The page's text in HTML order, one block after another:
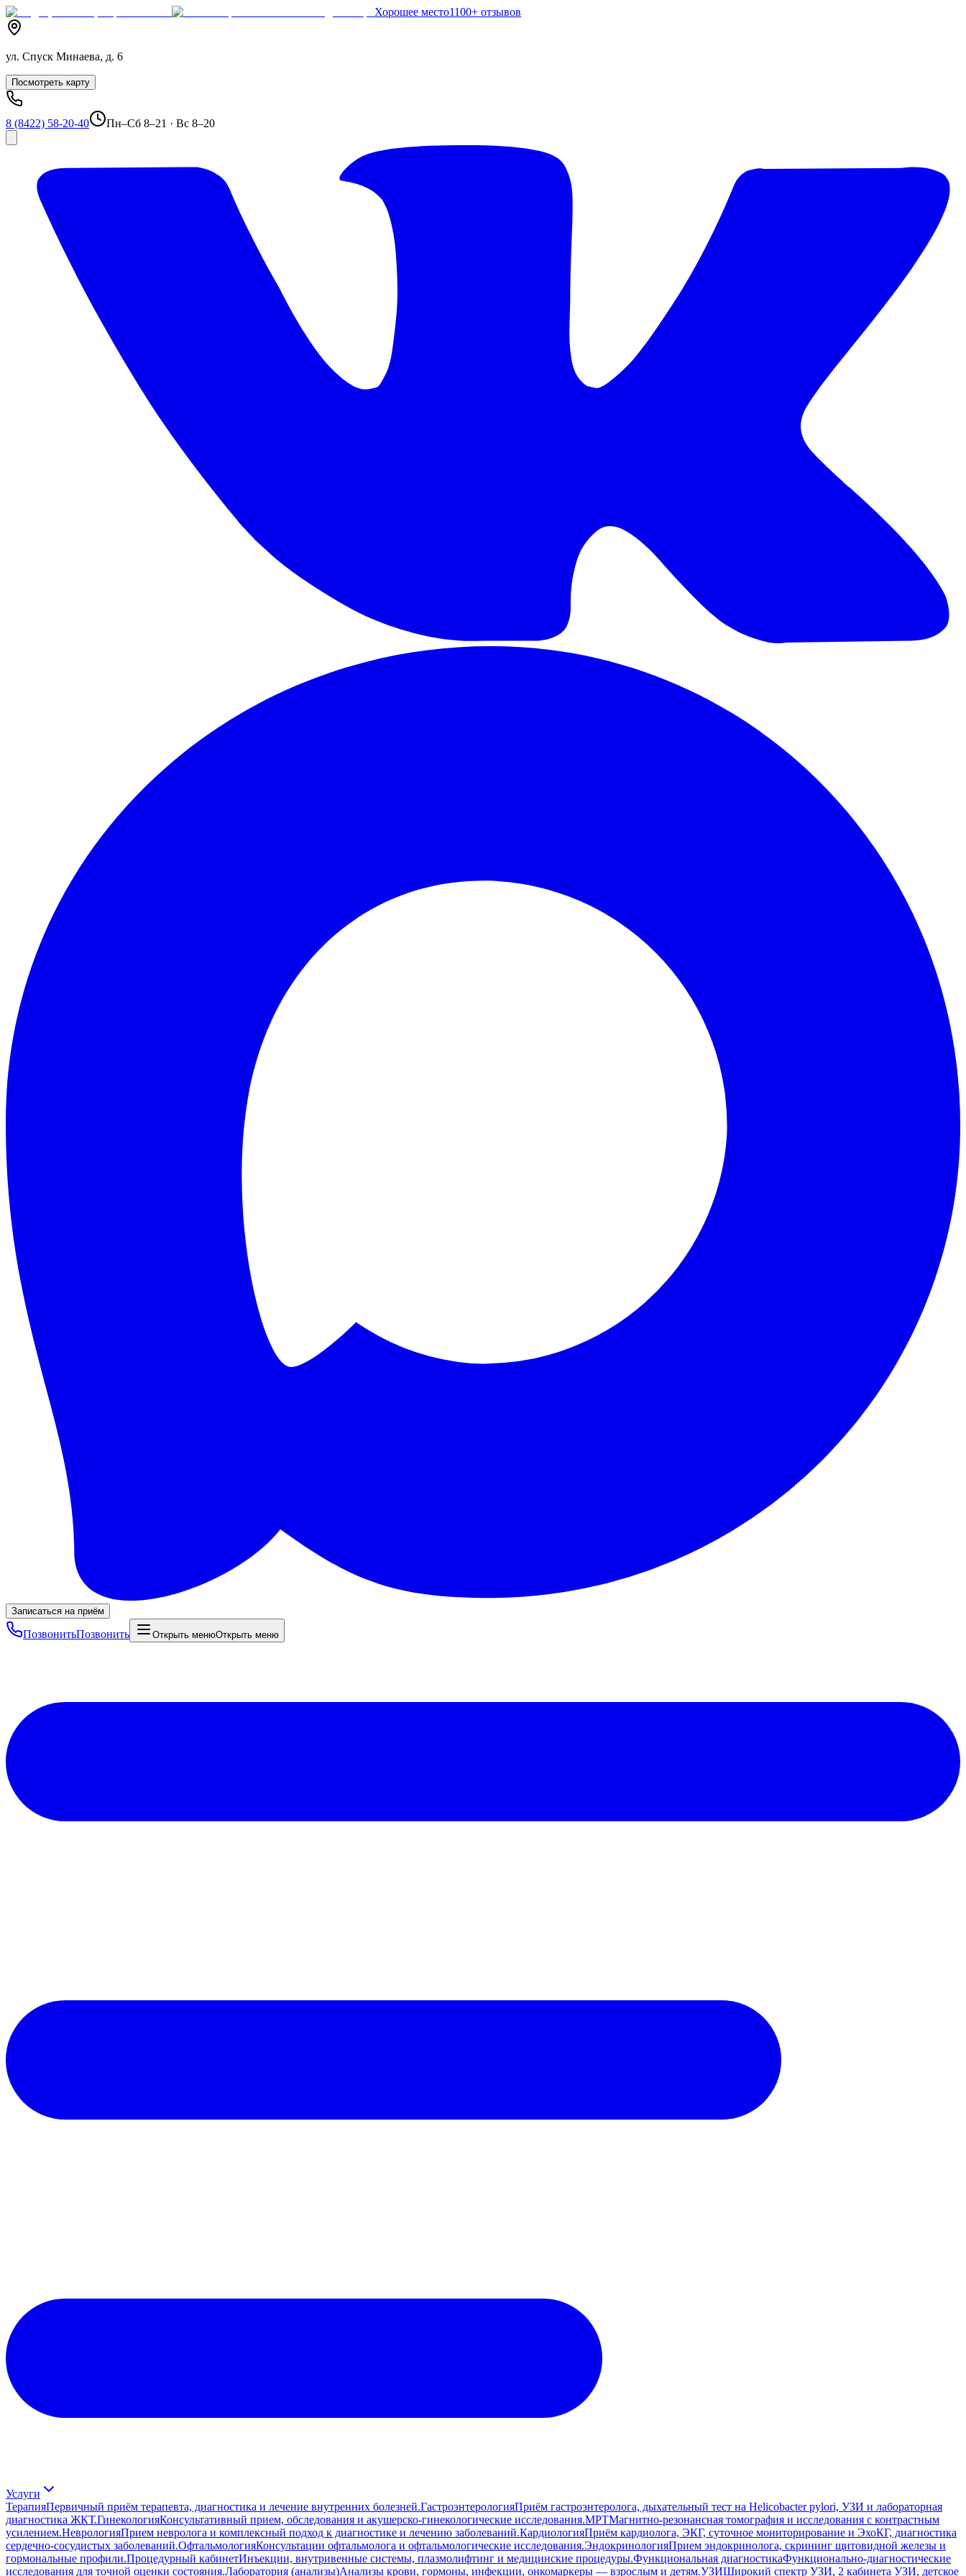
Хорошее место1100+ отзывов
ул. Спуск Минаева, д. 6
Посмотреть карту
8 (8422) 58-20-40 Пн–Сб 8–21 · Вс 8–20
Записаться на приём
ПозвонитьПозвонить Открыть менюОткрыть меню
Услуги
ТерапияПервичный приём терапевта, диагностика и лечение внутренних болезней.ГастроэнтерологияПриём гастроэнтеролога, дыхательный тест на Helicobacter pylori, УЗИ и лабораторная
диагностика ЖКТ.ГинекологияКонсультативный прием, обследования и акушерско-гинекологические исследования.МРТМагнитно-резонансная томография и исследования с контрастным
усилением.НеврологияПрием невролога и комплексный подход к диагностике и лечению заболеваний.КардиологияПриём кардиолога, ЭКГ, суточное мониторирование и ЭхоКГ, диагностика
сердечно-сосудистых заболеваний.ОфтальмологияКонсультации офтальмолога и офтальмологические исследования.ЭндокринологияПрием эндокринолога, скрининг щитовидной железы и
гормональные профили.Процедурный кабинетИнъекции, внутривенные системы, плазмолифтинг и медицинские процедуры.Функциональная диагностикаФункционально-диагностические
исследования для точной оценки состояния.Лаборатория (анализы)Анализы крови, гормоны, инфекции, онкомаркеры — взрослым и детям.УЗИШирокий спектр УЗИ, 2 кабинета УЗИ, детское